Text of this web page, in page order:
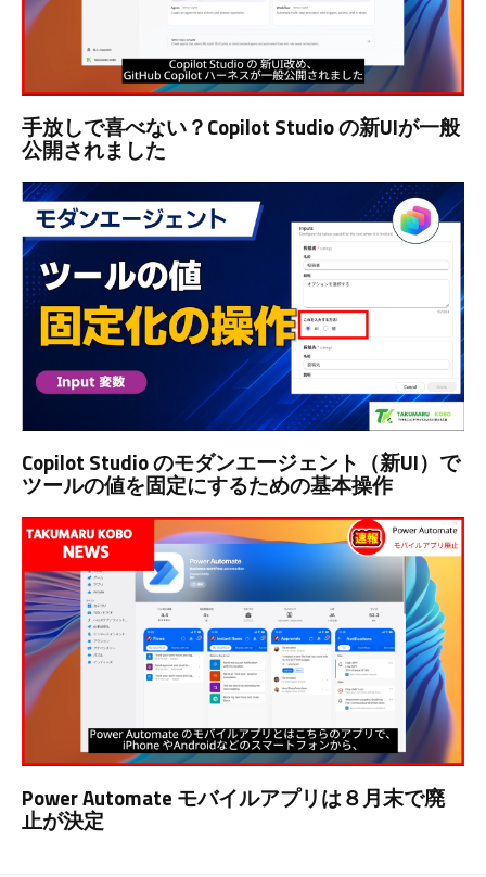
手放しで喜べない？Copilot Studio の新UIが一般
公開されました
Copilot Studio のモダンエージェント（新UI）で
ツールの値を固定にするための基本操作
Power Automate モバイルアプリは８月末で廃
止が決定